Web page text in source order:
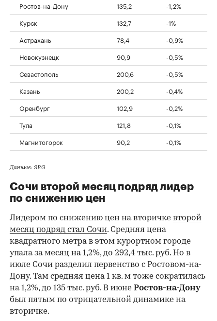
Ростов-на-Дону
135,2
-1,2%
Курск
132,7
-1%
Астрахань
78,4
-0,9%
Новокузнецк
90,9
-0,5%
Севастополь
200,6
-0,5%
Казань
200,2
-0,4%
Оренбург
102,9
-0,2%
Тула
121,8
-0,1%
Магнитогорск
90,2 -0,1%
Данные: SRG
Сочи второй месяц подряд лидер
по снижению цен
Лидером по снижению цен на вторичке второй
месяц подряд стал Сочи. Средняя цена
квадратного метра в этом курортном городе
упала за месяц на 1,2%, до 292,4 тыс. руб. Но в
июле Сочи разделил первенство с Ростовом-на-
Дону. Там средняя цена 1 кв. м тоже сократилась
на 1,2%, до 135 тыс. руб. В июне Ростов-на-Дону
был пятым по отрицательной динамике на
вторичке.